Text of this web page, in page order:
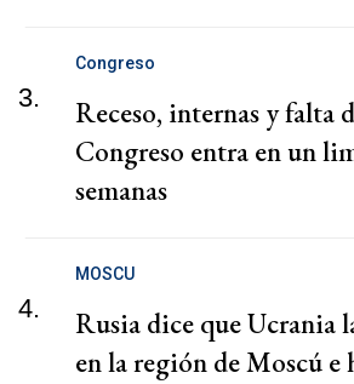
3.
Congreso
Receso, internas y falta
Congreso entra en un
semanas
4.
MOSCU
Rusia dice que Ucrania
en la región de Moscú e